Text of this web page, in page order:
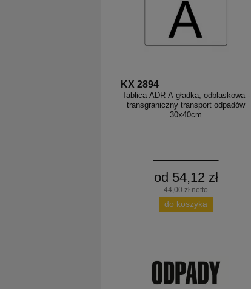
KX 2894
Tablica ADR A gładka, odblaskowa -
transgraniczny transport odpadów
30x40cm
od 54,12 zł
44,00 zł netto
do koszyka